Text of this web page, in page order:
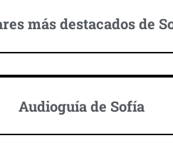
más destacados de
Audioguía de Sofía